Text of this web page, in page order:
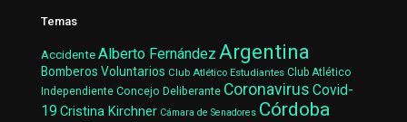
Temas
AccidenteAlberto Fernández Argentina
Bomberos Voluntarios Club Atlético Estudiantes Club Atlético
Independiente Concejo Deliberante Coronavirus Covid-
19 Cristina Kirchner Cámara de Senadores Córdoba